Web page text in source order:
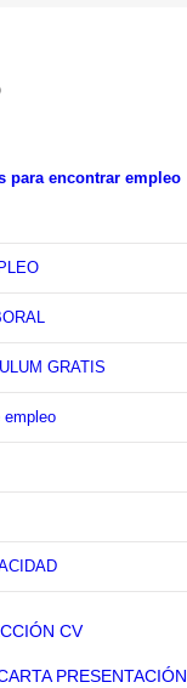
para encontrar empleo
GRATIS
CV
PRESENTACIÓN